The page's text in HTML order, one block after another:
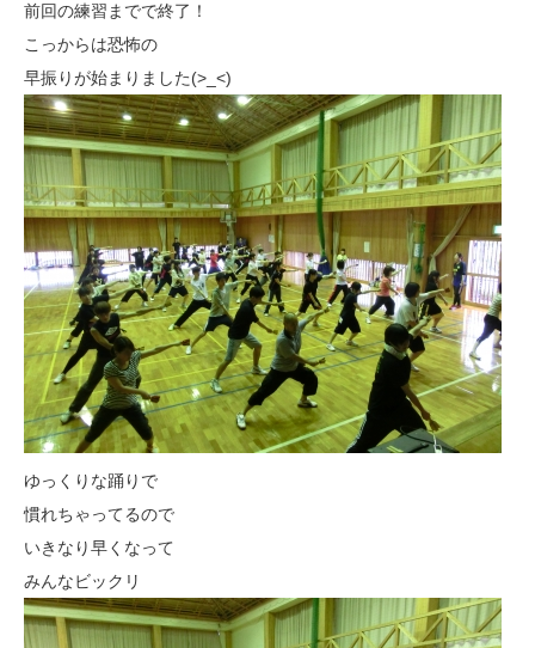
前回の練習までで終了！
こっからは恐怖の
早振りが始まりました(>_<)
ゆっくりな踊りで
慣れちゃってるので
いきなり早くなって
みんなビックリ